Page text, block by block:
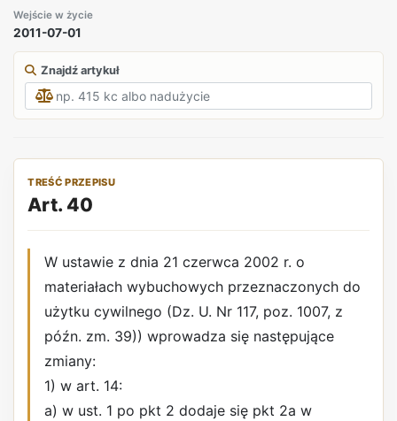
Wejście w życie
2011-07-01
Znajdź artykuł
TREŚĆ PRZEPISU
Art. 40
W ustawie z dnia 21 czerwca 2002 r. o
materiałach wybuchowych przeznaczonych do
użytku cywilnego (Dz. U. Nr 117, poz. 1007, z
późn. zm. 39)) wprowadza się następujące
zmiany:
1) w art. 14:
a) w ust. 1 po pkt 2 dodaje się pkt 2a w